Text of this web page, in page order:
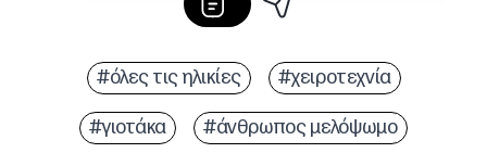
#όλες τις ηλικίες #χειροτεχνία
#γιοτάκα #άνθρωπος μελόψωμο